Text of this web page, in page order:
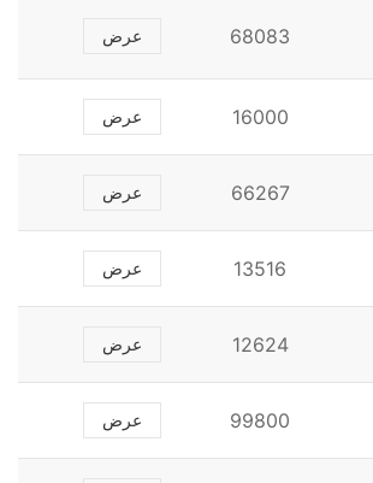
68083 عرض
16000 عرض
66267 عرض
13516 عرض
12624 عرض
99800 عرض